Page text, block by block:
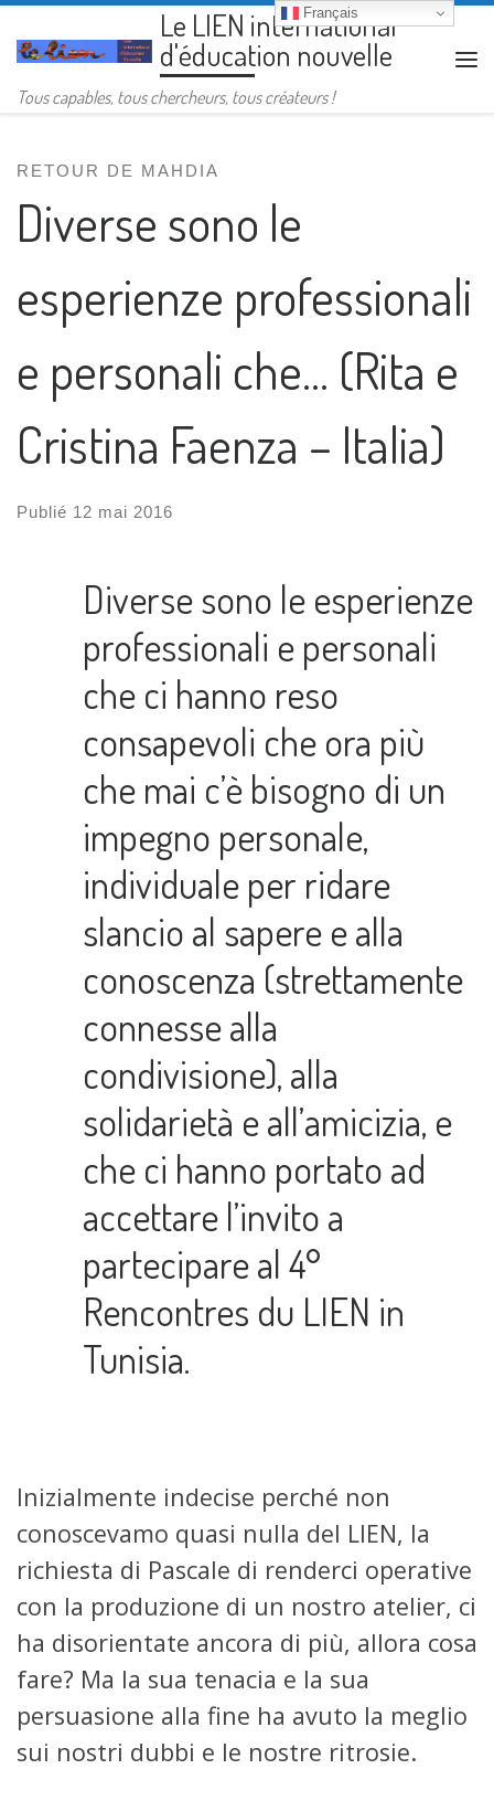
Passer au contenuLe LIEN international
d'éducation nouvelle
Tous capables, tous chercheurs, tous créateurs !
RETOUR DE MAHDIA
Diverse sono le
esperienze professionali
e personali che… (Rita e
Cristina Faenza – Italia)
Publié 12 mai 2016
Diverse sono le esperienze
professionali e personali
che ci hanno reso
consapevoli che ora più
che mai c’è bisogno di un
impegno personale,
individuale per ridare
slancio al sapere e alla
conoscenza (strettamente
connesse alla
condivisione), alla
solidarietà e all’amicizia, e
che ci hanno portato ad
accettare l’invito a
partecipare al 4°
Rencontres du LIEN in
Tunisia.
Inizialmente indecise perché non
conoscevamo quasi nulla del LIEN, la
richiesta di Pascale di renderci operative
con la produzione di un nostro atelier, ci
ha disorientate ancora di più, allora cosa
fare? Ma la sua tenacia e la sua
persuasione alla fine ha avuto la meglio
sui nostri dubbi e le nostre ritrosie.
Français